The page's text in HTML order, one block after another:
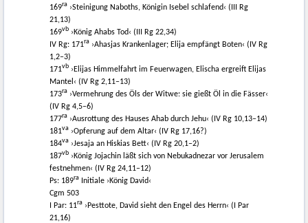
169ra ›Steinigung Naboths, Königin Isebel schlafend‹ (III Rg
21,13)
169vb ›König Ahabs Tod‹ (III Rg 22,34)
IV Rg: 171ra ›Ahasjas Krankenlager; Elija empfängt Boten‹ (IV Rg
1,2–3)
171vb ›Elijas Himmelfahrt im Feuerwagen, Elischa ergreift Elijas
Mantel‹ (IV Rg 2,11–13)
173ra ›Vermehrung des Öls der Witwe: sie gießt Öl in die Fässer‹
(IV Rg 4,5–6)
177ra ›Ausrottung des Hauses Ahab durch Jehu‹ (IV Rg 10,13–14)
181va ›Opferung auf dem Altar‹ (IV Rg 17,16?)
184va ›Jesaja an Hiskias Bett‹ (IV Rg 20,1–2)
187vb ›König Jojachin läßt sich von Nebukadnezar vor Jerusalem
festnehmen‹ (IV Rg 24,11–12)
Ps: 189ra
Initiale ›König David‹
Cgm 503
I Par: 11ra ›Pesttote, David sieht den Engel des Herrn‹ (I Par
21,16)